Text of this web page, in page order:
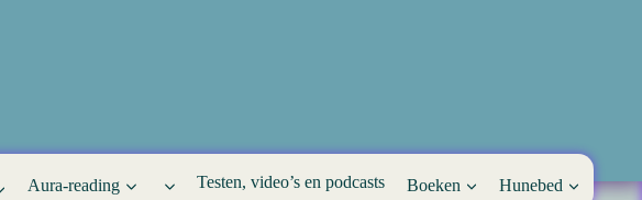
Aura-reading Testen, video’s en podcasts Boeken Hunebed